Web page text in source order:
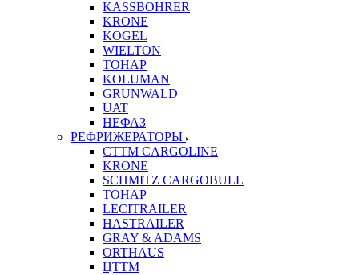
KASSBOHRER
KRONE
KOGEL
WIELTON
ТОНАР
KOLUMAN
GRUNWALD
UAT
НЕФАЗ
РЕФРИЖЕРАТОРЫ
CTTM CARGOLINE
KRONE
SCHMITZ CARGOBULL
ТОНАР
LECITRAILER
HASTRAILER
GRAY & ADAMS
ORTHAUS
ЦТТМ